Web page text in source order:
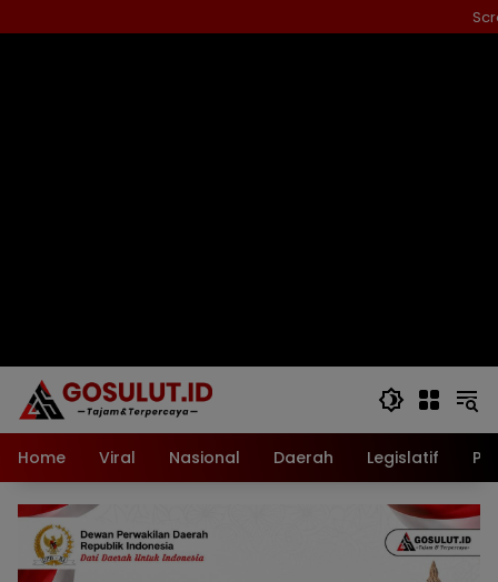
ke
Home Viral Nasional Daerah Legislatif